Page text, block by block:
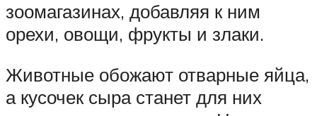
зоомагазинах, добавляя к ним
орехи, овощи, фрукты и злаки.
Животные обожают отварные яйца,
а кусочек сыра станет для них